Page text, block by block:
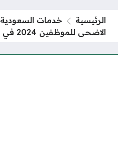
الرئيسية خدمات السعودية
الاضحى للموظفين 2024 في السعودية